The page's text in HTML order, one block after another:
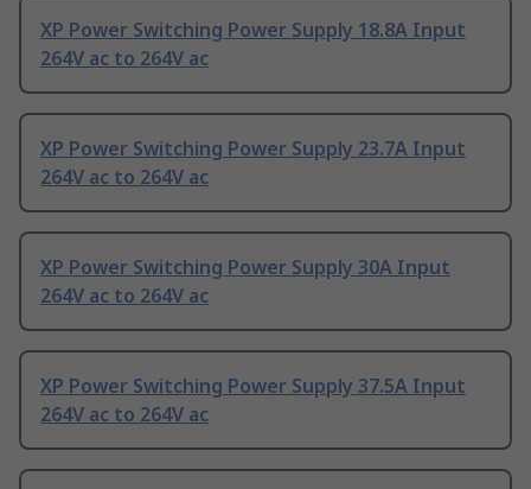
XP Power Switching Power Supply 18.8A Input
264V ac to 264V ac
XP Power Switching Power Supply 23.7A Input
264V ac to 264V ac
XP Power Switching Power Supply 30A Input
264V ac to 264V ac
XP Power Switching Power Supply 37.5A Input
264V ac to 264V ac